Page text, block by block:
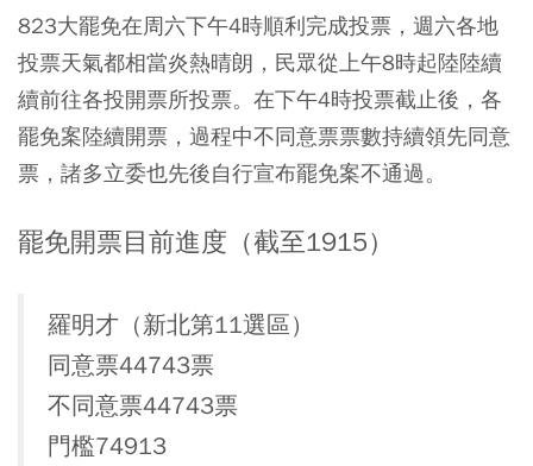
823大罷免在周六下午4時順利完成投票，週六各地
投票天氣都相當炎熱晴朗，民眾從上午8時起陸陸續
續前往各投開票所投票。在下午4時投票截止後，各
罷免案陸續開票，過程中不同意票票數持續領先同意
票，諸多立委也先後自行宣布罷免案不通過。
罷免開票目前進度（截至1915）
羅明才（新北第11選區）
同意票44743票
不同意票44743票
門檻74913